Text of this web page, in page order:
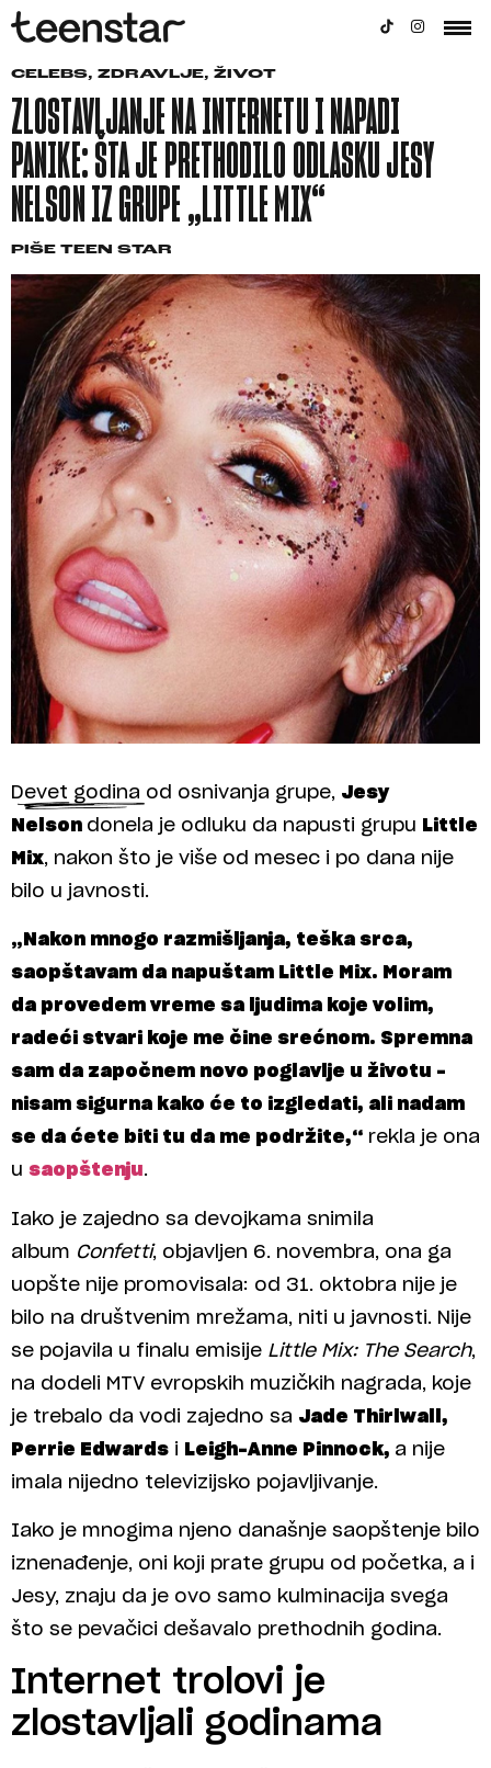
CELEBS, ZDRAVLJE, ŽIVOT
ZLOSTAVLJANJE NA INTERNETU I NAPADI
PANIKE: ŠTA JE PRETHODILO ODLASKU JESY
NELSON IZ GRUPE „LITTLE MIX“
PIŠE TEEN STAR
Devet godina od osnivanja grupe, Jesy
Nelson donela je odluku da napusti grupu Little
Mix, nakon što je više od mesec i po dana nije
bilo u javnosti.
„Nakon mnogo razmišljanja, teška srca,
saopštavam da napuštam Little Mix. Moram
da provedem vreme sa ljudima koje volim,
radeći stvari koje me čine srećnom. Spremna
sam da započnem novo poglavlje u životu –
nisam sigurna kako će to izgledati, ali nadam
se da ćete biti tu da me podržite,“ rekla je ona
u saopštenju.
Iako je zajedno sa devojkama snimila
album Confetti, objavljen 6. novembra, ona ga
uopšte nije promovisala: od 31. oktobra nije je
bilo na društvenim mrežama, niti u javnosti. Nije
se pojavila u finalu emisije Little Mix: The Search,
na dodeli MTV evropskih muzičkih nagrada, koje
je trebalo da vodi zajedno sa Jade Thirlwall,
Perrie Edwards i Leigh-Anne Pinnock, a nije
imala nijedno televizijsko pojavljivanje.
Iako je mnogima njeno današnje saopštenje bilo
iznenađenje, oni koji prate grupu od početka, a i
Jesy, znaju da je ovo samo kulminacija svega
što se pevačici dešavalo prethodnih godina.
Internet trolovi je
zlostavljali godinama